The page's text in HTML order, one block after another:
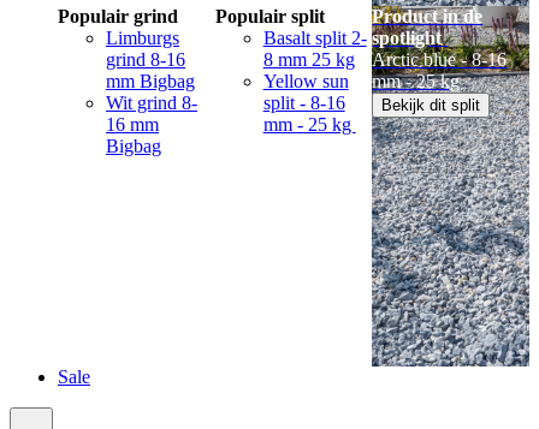
Populair grind
Limburgs
grind 8-16
mm Bigbag
Wit grind 8-
16 mm
Bigbag
Populair split
Basalt split 2-
8 mm 25 kg
Yellow sun
split - 8-16
mm - 25 kg
Product in de
spotlight
Arctic blue - 8-16
mm - 25 kg
Bekijk dit split
Sale